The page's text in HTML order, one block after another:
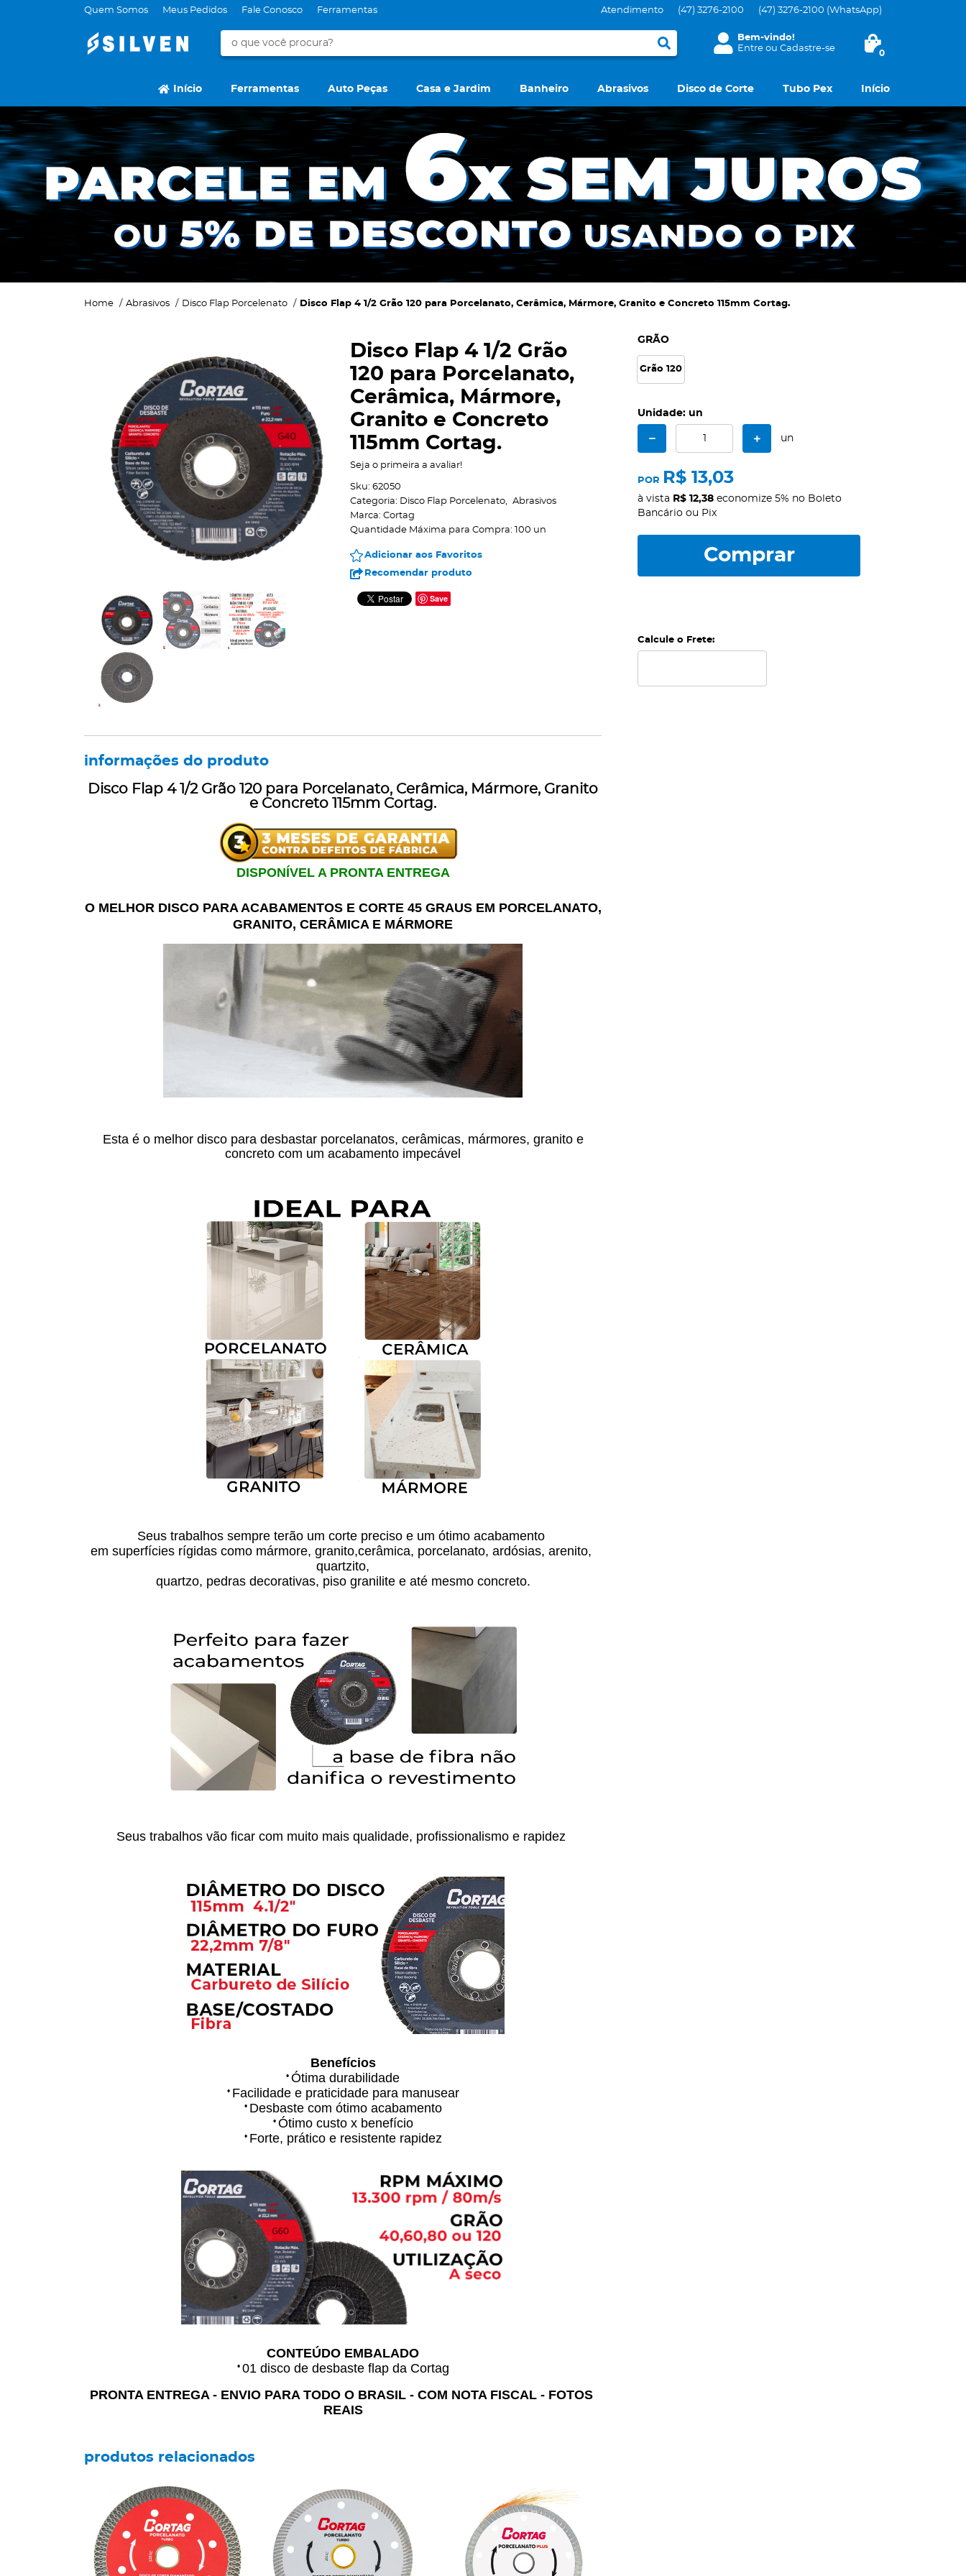
Quem Somos Meus Pedidos Fale Conosco Ferramentas Atendimento (47) 3276-2100 (47) 3276-2100 (WhatsApp)
Bem-vindo!
Entreou Cadastre-se 0
Início Ferramentas Auto Peças Casa e Jardim Banheiro Abrasivos Disco de Corte Tubo Pex Início
Home Abrasivos Disco Flap Porcelenato Disco Flap 4 1/2 Grão 120 para Porcelanato, Cerâmica, Mármore, Granito e Concreto 115mm Cortag.
Disco Flap 4 1/2 Grão
120 para Porcelanato,
Cerâmica, Mármore,
Granito e Concreto
115mm Cortag.
Seja o primeira a avaliar!
Sku: 62050
Categoria: Disco Flap Porcelenato
Abrasivos
Marca: Cortag
Quantidade Máxima para Compra: 100 un
Adicionar aos Favoritos
Recomendar produto
Save
GRÃO
Grão 120
Unidade: un
un
POR R$ 13,03
à vista R$ 12,38 economize5% no Boleto
Bancário ou Pix
Comprar
Calcule o Frete:
informações do produto
Disco Flap 4 1/2 Grão 120 para Porcelanato, Cerâmica, Mármore, Granito
e Concreto 115mm Cortag.
DISPONÍVEL A PRONTA ENTREGA
O MELHOR DISCO PARA ACABAMENTOS E CORTE 45 GRAUS EM PORCELANATO,
GRANITO, CERÂMICA E MÁRMORE
Esta é o melhor disco para desbastar porcelanatos, cerâmicas, mármores, granito e
concreto com um acabamento impecável
Seus trabalhos sempre terão um corte preciso e um ótimo acabamento
em superfícies rígidas como mármore, granito,cerâmica, porcelanato, ardósias, arenito,
quartzito,
quartzo, pedras decorativas, piso granilite e até mesmo concreto.
Seus trabalhos vão ficar com muito mais qualidade, profissionalismo e rapidez
Benefícios
• Ótima durabilidade
• Facilidade e praticidade para manusear
• Desbaste com ótimo acabamento
• Ótimo custo x benefício
• Forte, prático e resistente rapidez
CONTEÚDO EMBALADO
• 01 disco de desbaste flap da Cortag
PRONTA ENTREGA - ENVIO PARA TODO O BRASIL - COM NOTA FISCAL - FOTOS
REAIS
produtos relacionados